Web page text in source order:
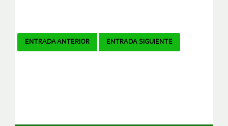
Navegador
ENTRADA ANTERIOR ENTRADA SIGUIENTE